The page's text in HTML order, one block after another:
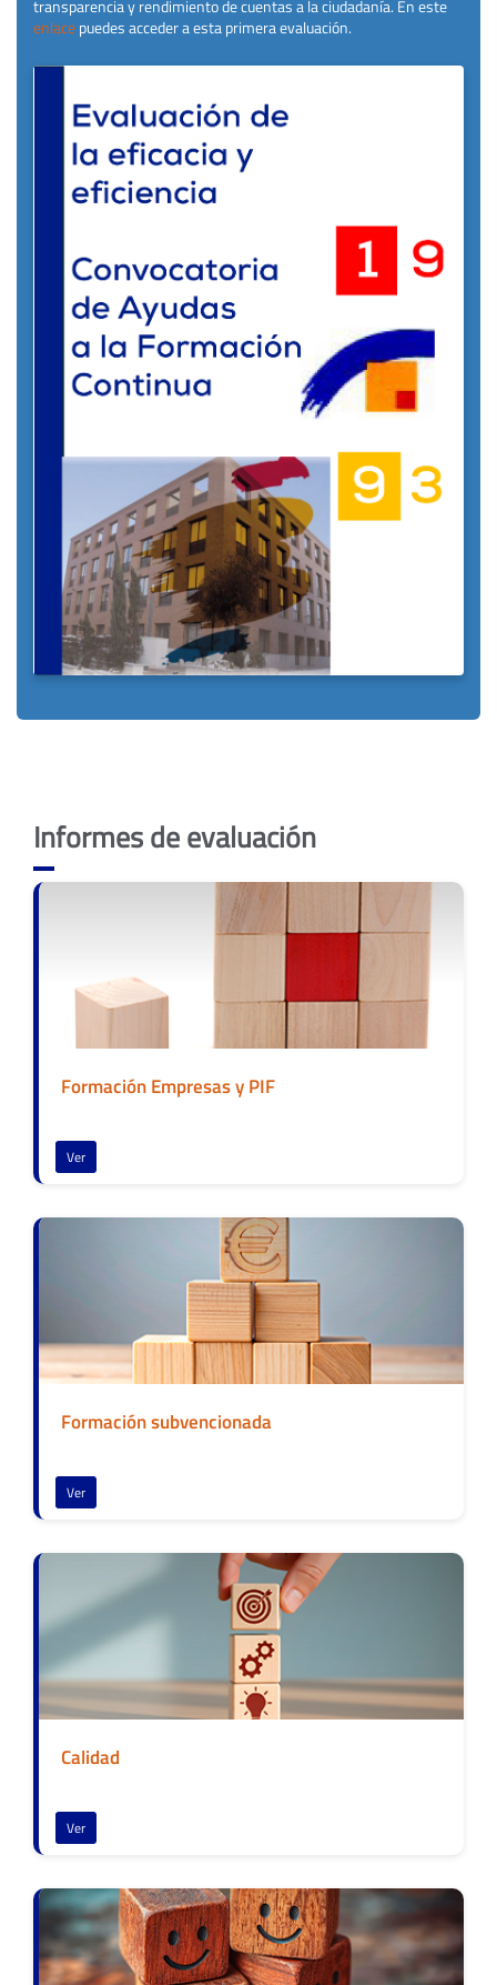
transparencia y rendimiento de cuentas a la ciudadanía. En este
enlacepuedes acceder a esta primera evaluación.
Informes de evaluación
Formación Empresas y PIF
Ver
Formación subvencionada
Ver
Calidad
Ver